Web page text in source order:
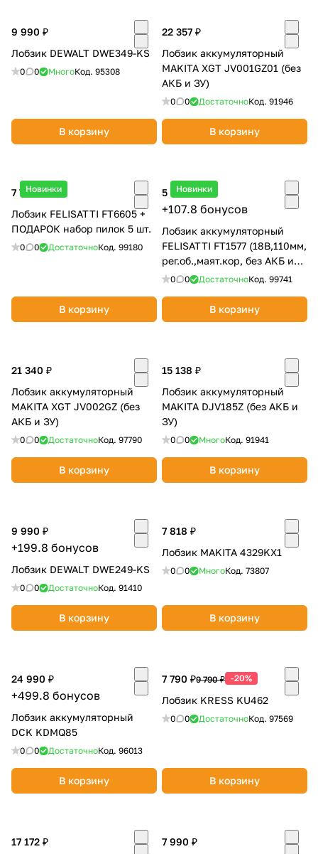
9 990 ₽
Лобзик DEWALT DWE349-KS
0 0 МногоКод. 95308
В корзину
22 357 ₽
Лобзик аккумуляторный
MAKITA XGT JV001GZ01 (без
АКБ и ЗУ)
0 0 ДостаточноКод. 91946
В корзину
Новинки
7 790 ₽
Лобзик FELISATTI FT6605 +
ПОДАРОК набор пилок 5 шт.
0 0 ДостаточноКод. 99180
В корзину
Новинки
5 390 ₽
+107.8 бонусов
Лобзик аккумуляторный
FELISATTI FT1577 (18В,110мм,
рег.об.,маят.кор, без АКБ и
ЗУ)
0 0 ДостаточноКод. 99741
В корзину
21 340 ₽
Лобзик аккумуляторный
MAKITA XGT JV002GZ (без
АКБ и ЗУ)
0 0 ДостаточноКод. 97790
В корзину
15 138 ₽
Лобзик аккумуляторный
MAKITA DJV185Z (без АКБ и
ЗУ)
0 0 МногоКод. 91941
В корзину
9 990 ₽
+199.8 бонусов
Лобзик DEWALT DWE249-KS
0 0 ДостаточноКод. 91410
В корзину
7 818 ₽
Лобзик MAKITA 4329KX1
0 0 МногоКод. 73807
В корзину
24 990 ₽
+499.8 бонусов
Лобзик аккумуляторный
DCK KDMQ85
0 0 ДостаточноКод. 96013
В корзину
7 790 ₽9 790 ₽ -20%
Лобзик KRESS KU462
0 0 ДостаточноКод. 97569
В корзину
17 172 ₽
7 990 ₽
недели
Остались вопросы?
8 800 302-02-51
plait.ru